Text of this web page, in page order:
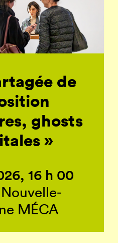
de
ghosts
»
16 h 00
MÉCA